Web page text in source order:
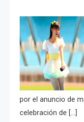
por el anuncio de
celebración de […]